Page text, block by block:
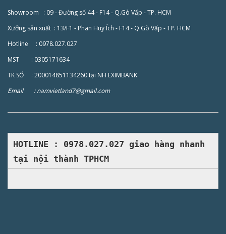
Showroom : 09 - Đường số 44 - F14 - Q.Gò Vấp - TP. HCM
Xưởng sản xuất : 13/F1 - Phan Huy Ích - F14 - Q.Gò Vấp - TP. HCM
Hotline : 0978.027.027
MST : 0305171634
TK SỐ : 200014851134260 tại NH EXIMBANK
Email : namvietland7@gmail.com
HOTLINE : 0978.027.027 giao hàng nhanh
tại nội thành​ TPHCM